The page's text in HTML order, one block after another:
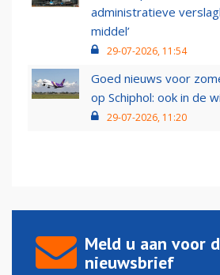
administratieve
middel’
29-07-2026, 11:54
Goed nieuws voor
op Schiphol: ook in de
29-07-2026, 11:20
Meld u aan voor
nieuwsbrief